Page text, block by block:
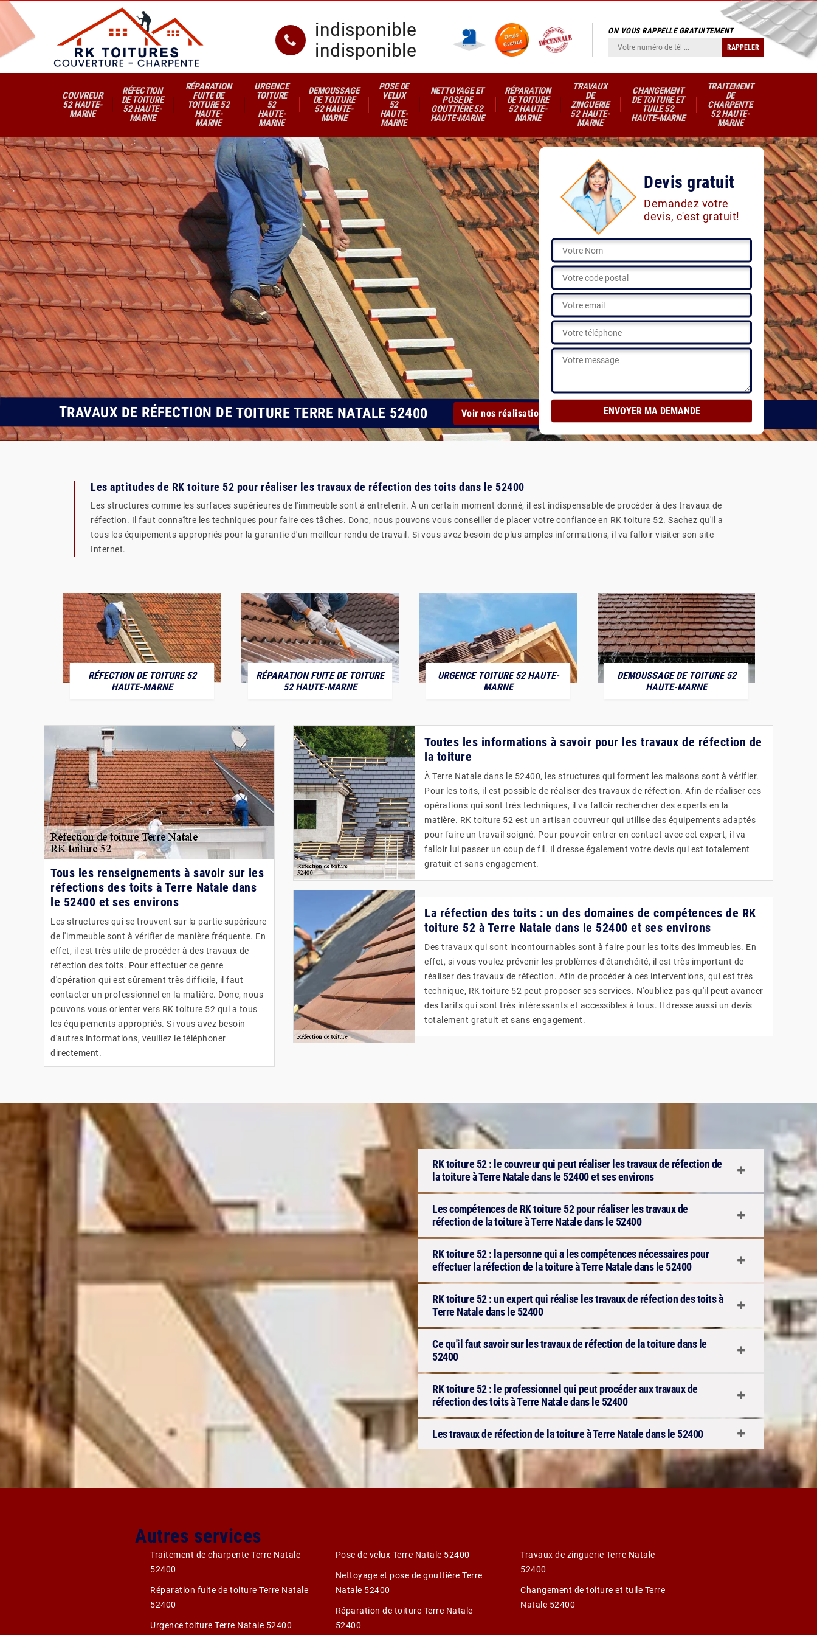
indisponible
indisponible
ON VOUS RAPPELLE GRATUITEMENT
COUVREUR
52 HAUTE-
MARNE
RÉFECTION
DE TOITURE
52 HAUTE-
MARNE
RÉPARATION
FUITE DE
TOITURE 52
HAUTE-
MARNE
URGENCE
TOITURE
52
HAUTE-
MARNE
DEMOUSSAGE
DE TOITURE
52 HAUTE-
MARNE
POSE DE
VELUX
52
HAUTE-
MARNE
NETTOYAGE ET
POSE DE
GOUTTIÈRE 52
HAUTE-MARNE
RÉPARATION
DE TOITURE
52 HAUTE-
MARNE
TRAVAUX
DE
ZINGUERIE
52 HAUTE-
MARNE
CHANGEMENT
DE TOITURE ET
TUILE 52
HAUTE-MARNE
TRAITEMENT
DE
CHARPENTE
52 HAUTE-
MARNE
Devis gratuit
Demandez votre
devis, c'est gratuit!
TRAVAUX DE RÉFECTION DE TOITURE TERRE NATALE 52400 Voir nos réalisations
Les aptitudes de RK toiture 52 pour réaliser les travaux de réfection des toits dans le 52400
Les structures comme les surfaces supérieures de l'immeuble sont à entretenir. À un certain moment donné, il est indispensable de procéder à des travaux de
réfection. Il faut connaître les techniques pour faire ces tâches. Donc, nous pouvons vous conseiller de placer votre confiance en RK toiture 52. Sachez qu'il a
tous les équipements appropriés pour la garantie d'un meilleur rendu de travail. Si vous avez besoin de plus amples informations, il va falloir visiter son site
Internet.
RÉFECTION DE TOITURE 52
HAUTE-MARNE
RÉPARATION FUITE DE TOITURE
52 HAUTE-MARNE
URGENCE TOITURE 52 HAUTE-
MARNE
DEMOUSSAGE DE TOITURE 52
HAUTE-MARNE
Tous les renseignements à savoir sur les
réfections des toits à Terre Natale dans
le 52400 et ses environs
Les structures qui se trouvent sur la partie supérieure
de l'immeuble sont à vérifier de manière fréquente. En
effet, il est très utile de procéder à des travaux de
réfection des toits. Pour effectuer ce genre
d'opération qui est sûrement très difficile, il faut
contacter un professionnel en la matière. Donc, nous
pouvons vous orienter vers RK toiture 52 qui a tous
les équipements appropriés. Si vous avez besoin
d'autres informations, veuillez le téléphoner
directement.
Toutes les informations à savoir pour les travaux de réfection de
la toiture
À Terre Natale dans le 52400, les structures qui forment les maisons sont à vérifier.
Pour les toits, il est possible de réaliser des travaux de réfection. Afin de réaliser ces
opérations qui sont très techniques, il va falloir rechercher des experts en la
matière. RK toiture 52 est un artisan couvreur qui utilise des équipements adaptés
pour faire un travail soigné. Pour pouvoir entrer en contact avec cet expert, il va
falloir lui passer un coup de fil. Il dresse également votre devis qui est totalement
gratuit et sans engagement.
La réfection des toits : un des domaines de compétences de RK
toiture 52 à Terre Natale dans le 52400 et ses environs
Des travaux qui sont incontournables sont à faire pour les toits des immeubles. En
effet, si vous voulez prévenir les problèmes d'étanchéité, il est très important de
réaliser des travaux de réfection. Afin de procéder à ces interventions, qui est très
technique, RK toiture 52 peut proposer ses services. N'oubliez pas qu'il peut avancer
des tarifs qui sont très intéressants et accessibles à tous. Il dresse aussi un devis
totalement gratuit et sans engagement.
RK toiture 52 : le couvreur qui peut réaliser les travaux de réfection de
la toiture à Terre Natale dans le 52400 et ses environs
Les compétences de RK toiture 52 pour réaliser les travaux de
réfection de la toiture à Terre Natale dans le 52400
RK toiture 52 : la personne qui a les compétences nécessaires pour
effectuer la réfection de la toiture à Terre Natale dans le 52400
RK toiture 52 : un expert qui réalise les travaux de réfection des toits à
Terre Natale dans le 52400
Ce qu'il faut savoir sur les travaux de réfection de la toiture dans le
52400
RK toiture 52 : le professionnel qui peut procéder aux travaux de
réfection des toits à Terre Natale dans le 52400
Les travaux de réfection de la toiture à Terre Natale dans le 52400
Autres services
Traitement de charpente Terre Natale
52400
Réparation fuite de toiture Terre Natale
52400
Urgence toiture Terre Natale 52400
Pose de velux Terre Natale 52400
Nettoyage et pose de gouttière Terre
Natale 52400
Réparation de toiture Terre Natale
52400
Travaux de zinguerie Terre Natale
52400
Changement de toiture et tuile Terre
Natale 52400